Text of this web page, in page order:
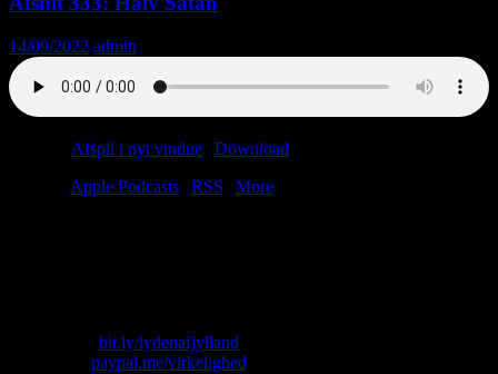
14/09/2022 admin
Afspil i nyt vindue Download
Apple Podcasts RSS
More
bit.ly/lydenafjylland
paypal.me/virkelighed